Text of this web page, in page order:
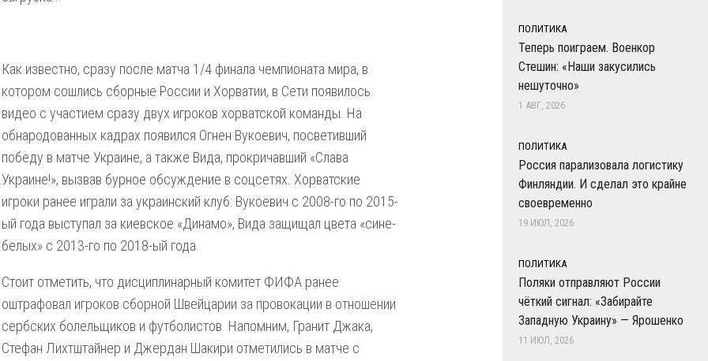
Как известно, сразу после матча 1/4 финала чемпионата мира, в
котором сошлись сборные России и Хорватии, в Сети появилось
видео с участием сразу двух игроков хорватской команды. На
обнародованных кадрах появился Огнен Вукоевич, посветивший
победу в матче Украине, а также Вида, прокричавший «Слава
Украине!», вызвав бурное обсуждение в соцсетях. Хорватские
игроки ранее играли за украинский клуб: Вукоевич с 2008-го по 2015-
ый года выступал за киевское «Динамо», Вида защищал цвета «сине-
белых» с 2013-го по 2018-ый года.
Стоит отметить, что дисциплинарный комитет ФИФА ранее
оштрафовал игроков сборной Швейцарии за провокации в отношении
сербских болельщиков и футболистов. Напомним, Гранит Джака,
Стефан Лихтштайнер и Джердан Шакири отметились в матче с
ПОЛИТИКА
Теперь поиграем. Военкор
Стешин: «Наши закусились
нешуточно»
1 АВГ, 2026
ПОЛИТИКА
Россия парализовала логистику
Финляндии. И сделал это крайне
своевременно
19 ИЮЛ, 2026
ПОЛИТИКА
Поляки отправляют России
чёткий сигнал: «Забирайте
Западную Украину» — Ярошенко
11 ИЮЛ, 2026